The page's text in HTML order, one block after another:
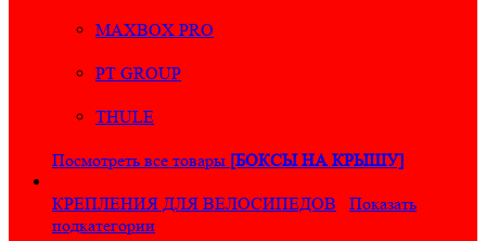
MAXBOX PRO
PT GROUP
THULE
Посмотреть все товары [БОКСЫ НА КРЫШУ]
КРЕПЛЕНИЯ ДЛЯ ВЕЛОСИПЕДОВ
Показать
подкатегории